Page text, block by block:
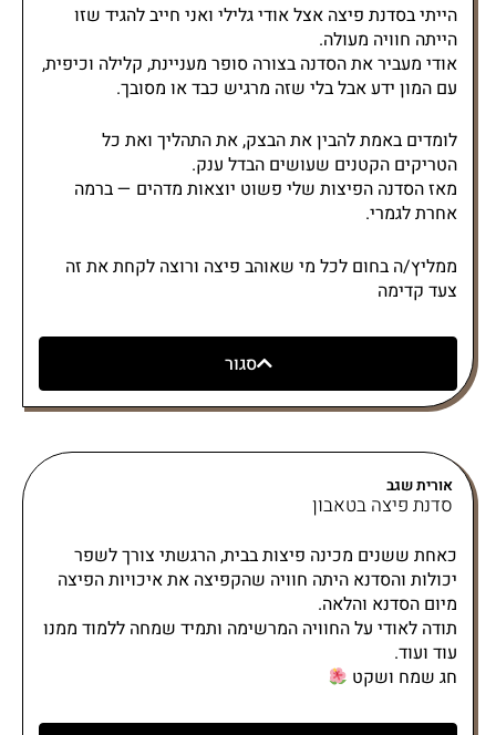
הייתי בסדנת פיצה אצל אודי גלילי ואני חייב להגיד שזו
הייתה חוויה מעולה.
אודי מעביר את הסדנה בצורה סופר מעניינת, קלילה וכיפית,
עם המון ידע אבל בלי שזה מרגיש כבד או מסובך.
לומדים באמת להבין את הבצק, את התהליך ואת כל
הטריקים הקטנים שעושים הבדל ענק.
מאז הסדנה הפיצות שלי פשוט יוצאות מדהים — ברמה
אחרת לגמרי.
ממליץ/ה בחום לכל מי שאוהב פיצה ורוצה לקחת את זה
צעד קדימה
סגור
אורית שגב
סדנת פיצה בטאבון
כאחת ששנים מכינה פיצות בבית, הרגשתי צורך לשפר
יכולות והסדנא היתה חוויה שהקפיצה את איכויות הפיצה
מיום הסדנא והלאה.
תודה לאודי על החוויה המרשימה ותמיד שמחה ללמוד ממנו
עוד ועוד.
חג שמח ושקט